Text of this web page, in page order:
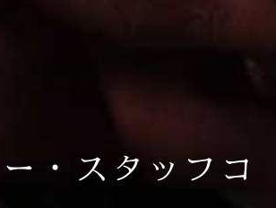
・スタッフコ